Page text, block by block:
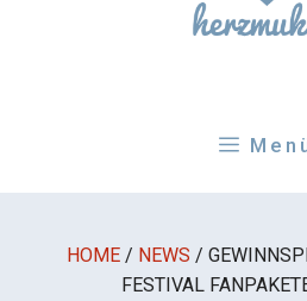
HOME / NEWS /
FESTIVAL